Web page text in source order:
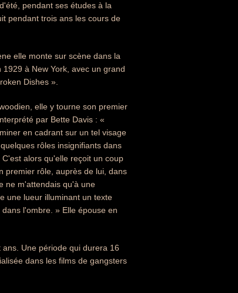
pendant ses études à la
pendant trois ans les cours de
elle monte sur scène dans la
à New York, avec un grand
Dishes ».
elle y tourne son premier
par Bette Davis : «
en cadrant sur un tel visage
rôles insignifiants dans
alors qu'elle reçoit un coup
premier rôle, auprès de lui, dans
ne m'attendais qu'à une
une lueur illuminant un texte
l'ombre. » Elle épouse en
Une période qui durera 16
dans les films de gangsters